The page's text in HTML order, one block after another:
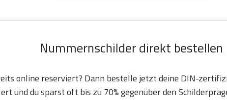
Nummernschilder direkt bestellen
online reserviert? Dann bestelle jetzt deine DIN-
und du sparst oft bis zu 70% gegenüber den